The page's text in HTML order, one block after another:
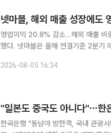
넷마블, 해외 매출 성장에도
영업이익 20.8% 감소…해외 매출 비중 78% 넷마블의 2분기 매출은 증가했지
했다. 넷마블은 올해 연결기준 2분기 매출 7492억원, 영업이익 801억원을 기록했다고 5일 공시했
로 27.3% 늘었다. 2분기 해외
2026-08-05 16:34
"일본도 중국도 아니다"⋯한
한국은행 "동남아 방한객, 국내 관광